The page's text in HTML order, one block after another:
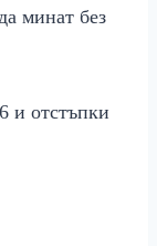
минат без
и отстъпки